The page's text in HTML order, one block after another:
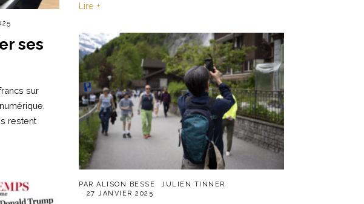
Lire +
ses
sur
restent
PARALISON BESSE
JULIEN TINNER
27 JANVIER 2025